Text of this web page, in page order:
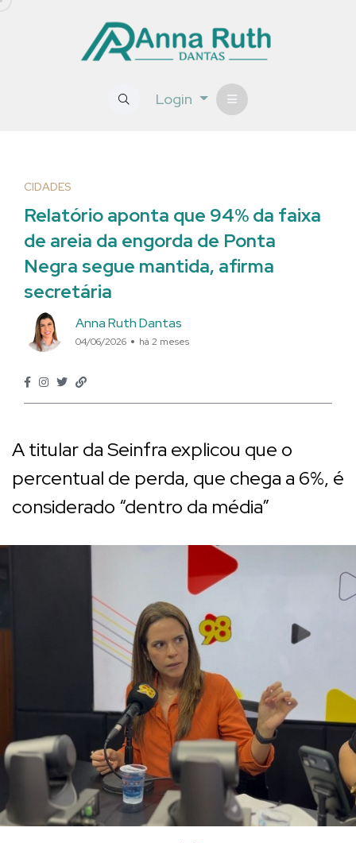
Login
CIDADES
Relatório aponta que 94% da faixa
de areia da engorda de Ponta
Negra segue mantida, afirma
secretária
Anna Ruth Dantas
04/06/2026 há 2 meses
A titular da Seinfra explicou que o
percentual de perda, que chega a 6%, é
considerado “dentro da média”